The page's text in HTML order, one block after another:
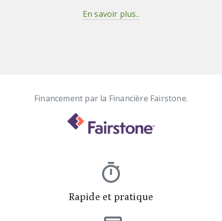
En savoir plus..
Financement par la Financière Fairstone.
Rapide et pratique